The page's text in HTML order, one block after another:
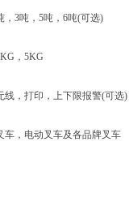
3吨，5吨，6吨(可选)
，5KG
，打印，上下限报警(可选)
，电动叉车及各品牌叉车